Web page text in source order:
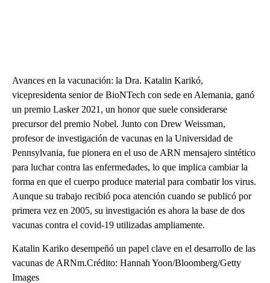
Avances en la vacunación: la Dra. Katalin Karikó,
vicepresidenta senior de BioNTech con sede en Alemania, ganó
un premio Lasker 2021, un honor que suele considerarse
precursor del premio Nobel. Junto con Drew Weissman,
profesor de investigación de vacunas en la Universidad de
Pennsylvania, fue pionera en el uso de ARN mensajero sintético
para luchar contra las enfermedades, lo que implica cambiar la
forma en que el cuerpo produce material para combatir los virus.
Aunque su trabajo recibió poca atención cuando se publicó por
primera vez en 2005, su investigación es ahora la base de dos
vacunas contra el covid-19 utilizadas ampliamente.
Katalin Kariko desempeñó un papel clave en el desarrollo de las
vacunas de ARNm.Crédito: Hannah Yoon/Bloomberg/Getty
Images